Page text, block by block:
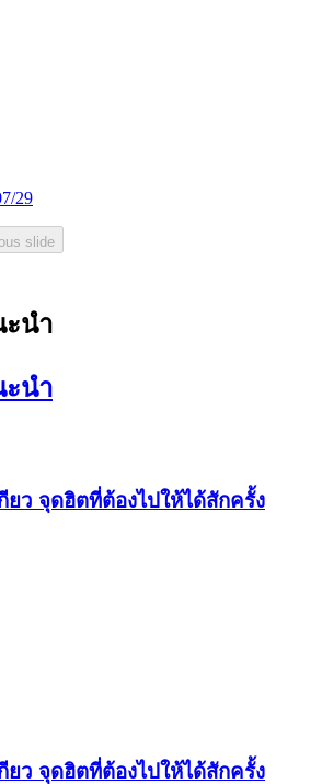
29
slide
นำ
นำ
ยว จุดฮิตที่ต้องไปให้ได้สักครั้ง
ยว จุดฮิตที่ต้องไปให้ได้สักครั้ง